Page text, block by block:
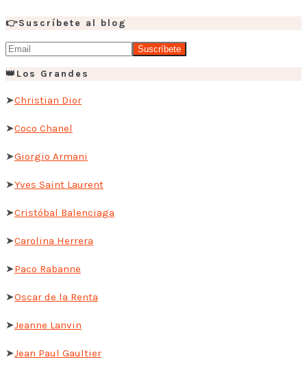
👉Suscríbete al blog
👑Los Grandes
➤Christian Dior
➤Coco Chanel
➤Giorgio Armani
➤Yves Saint Laurent
➤Cristóbal Balenciaga
➤Carolina Herrera
➤Paco Rabanne
➤Oscar de la Renta
➤Jeanne Lanvin
➤Jean Paul Gaultier